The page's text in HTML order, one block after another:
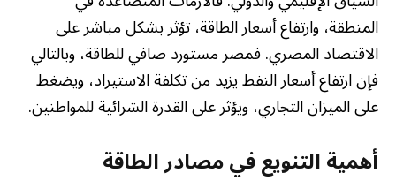
المنطقة، وارتفاع أسعار الطاقة، تؤثر بشكل مباشر على
الاقتصاد المصري. فمصر مستورد صافي للطاقة، وبالتالي
فإن ارتفاع أسعار النفط يزيد من تكلفة الاستيراد، ويضغط
على الميزان التجاري، ويؤثر على القدرة الشرائية للمواطنين.
أهمية التنويع في مصادر الطاقة